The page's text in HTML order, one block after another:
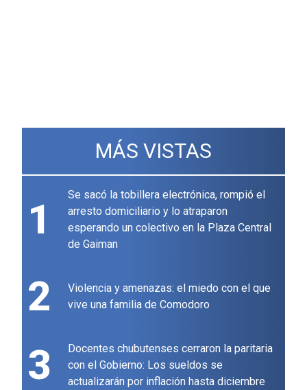
MÁS VISTAS
1
Se sacó la tobillera electrónica, rompió el
arresto domiciliario y lo atraparon
esperando un colectivo en la Plaza Central
de Gaiman
2
Violencia y amenazas: el miedo con el que
vive una familia de Comodoro
3
Docentes chubutenses cerraron la paritaria
con el Gobierno: Los sueldos se
actualizarán por inflación hasta diciembre